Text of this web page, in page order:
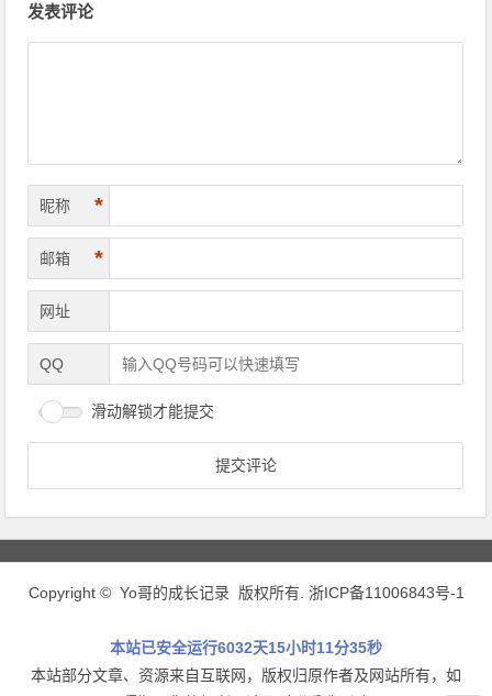
发表评论
昵称 *
邮箱 *
网址
QQ
滑动解锁才能提交
Copyright © Yo哥的成长记录 版权所有. 浙ICP备11006843号-1
本站已安全运行6032天15小时11分35秒
本站部分文章、资源来自互联网，版权归原作者及网站所有，如